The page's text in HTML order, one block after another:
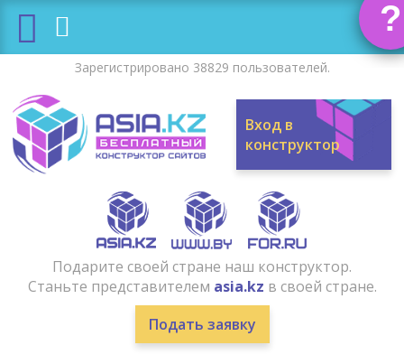
?
Зарегистрировано 38829 пользователей.
Вход в
конструктор
Подарите своей стране наш конструктор.
Станьте представителем asia.kz в своей стране.
Подать заявку